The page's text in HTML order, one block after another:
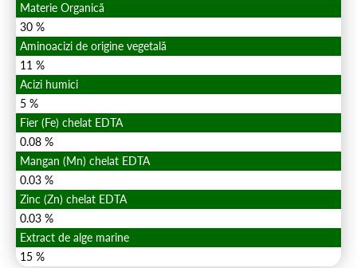
Materie Organică
30 %
Aminoacizi de origine vegetală
11 %
Acizi humici
5 %
Fier (Fe) chelat EDTA
0.08 %
Mangan (Mn) chelat EDTA
0.03 %
Zinc (Zn) chelat EDTA
0.03 %
Extract de alge marine
15 %